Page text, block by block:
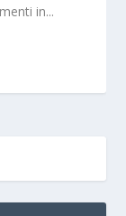
in...